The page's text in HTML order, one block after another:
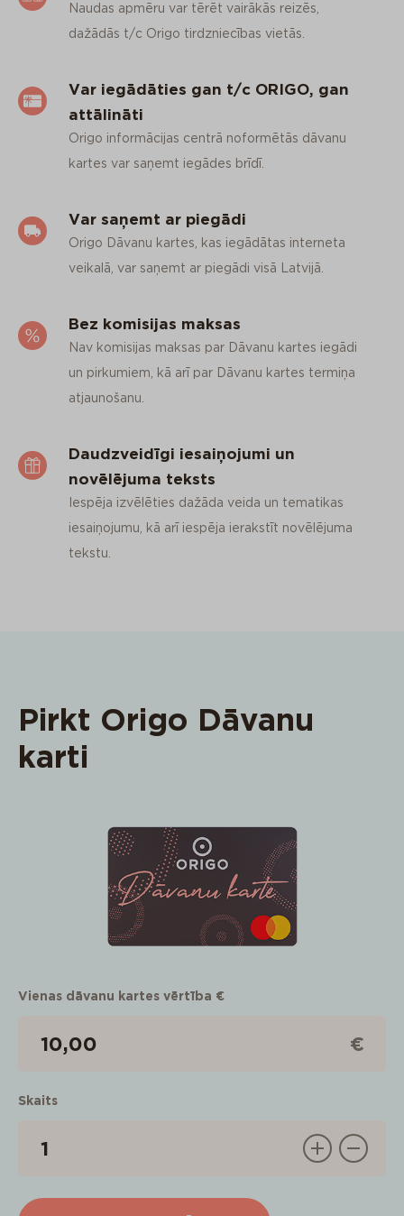
Naudas apmēru var tērēt vairākās reizēs,
dažādās t/c Origo tirdzniecības vietās.
Var iegādāties gan t/c ORIGO, gan
attālināti
Origo informācijas centrā noformētās dāvanu
kartes var saņemt iegādes brīdī.
Var saņemt ar piegādi
Origo Dāvanu kartes, kas iegādātas interneta
veikalā, var saņemt ar piegādi visā Latvijā.
Bez komisijas maksas
Nav komisijas maksas par Dāvanu kartes iegādi
un pirkumiem, kā arī par Dāvanu kartes termiņa
atjaunošanu.
Daudzveidīgi iesaiņojumi un
novēlējuma teksts
Iespēja izvēlēties dažāda veida un tematikas
iesaiņojumu, kā arī iespēja ierakstīt novēlējuma
tekstu.
Pirkt Origo Dāvanu
karti
Vienas dāvanu kartes vērtība €
€
Skaits